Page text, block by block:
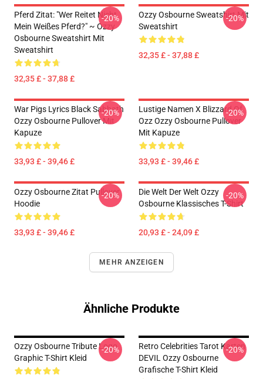
Pferd Zitat: "Wer Reitet Nicht
Mein Weißes Pferd?" ~ Ozzy
Osbourne Sweatshirt Mit
Sweatshirt
32,35 £ - 37,88 £
-20%
Ozzy Osbourne Sweatshirt Mit
Sweatshirt
32,35 £ - 37,88 £
-20%
War Pigs Lyrics Black Sabbath
Ozzy Osbourne Pullover Mit
Kapuze
33,93 £ - 39,46 £
-20%
Lustige Namen X Blizzard Of
Ozz Ozzy Osbourne Pullover
Mit Kapuze
33,93 £ - 39,46 £
-20%
Ozzy Osbourne Zitat Pullover
Hoodie
33,93 £ - 39,46 £
-20%
Die Welt Der Welt Ozzy
Osbourne Klassisches T-Shirt
20,93 £ - 24,09 £
-20%
MEHR ANZEIGEN
Ähnliche Produkte
Ozzy Osbourne Tribute Logo
Graphic T-Shirt Kleid
-20%
Retro Celebrities Tarot Karten
DEVIL Ozzy Osbourne
Grafische T-Shirt Kleid
-20%